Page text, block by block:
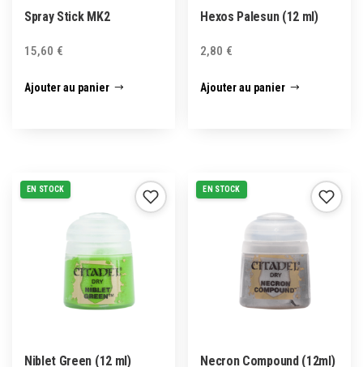
Spray Stick MK2
15,60 €
Ajouter au panier
Hexos Palesun (12 ml)
2,80 €
Ajouter au panier
EN STOCK
Niblet Green (12 ml)
EN STOCK
Necron Compound (12ml)